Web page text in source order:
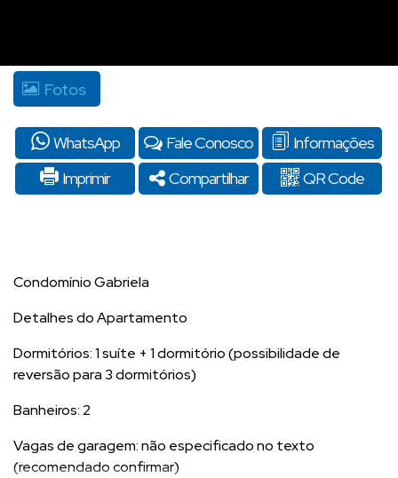
Fotos
WhatsApp Fale Conosco
Informações
Imprimir
Compartilhar QR Code
Condomínio Gabriela
Detalhes do Apartamento
Dormitórios: 1 suíte + 1 dormitório (possibilidade de
reversão para 3 dormitórios)
Banheiros: 2
Vagas de garagem: não especificado no texto
(recomendado confirmar)